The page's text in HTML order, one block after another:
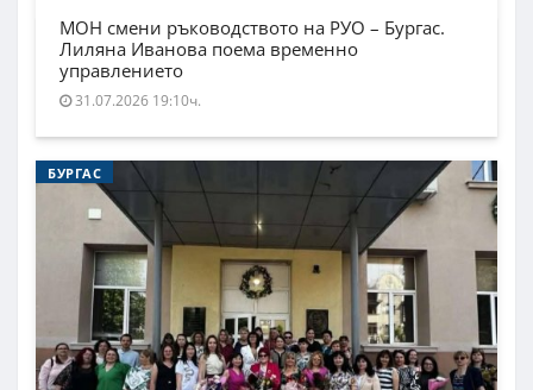
МОН смени ръководството на РУО – Бургас.
Лиляна Иванова поема временно
управлението
31.07.2026 19:10ч.
БУРГАС